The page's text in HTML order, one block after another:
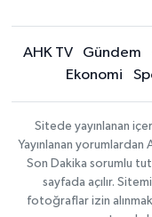
AHK TV Gündem
Ekonomi
Sitede yayınlanan
Yayınlanan
Son Dakika sorumlu
sayfada açılır.
fotoğraflar izin